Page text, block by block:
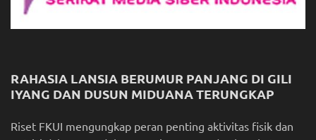
RAHASIA LANSIA BERUMUR PANJANG DI GILI
IYANG DAN DUSUN MIDUANA TERUNGKAP
Riset FKUI mengungkap peran penting aktivitas fisik dan